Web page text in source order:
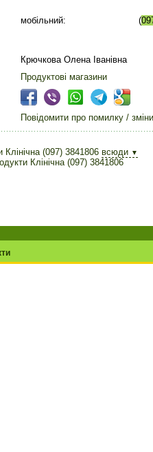
мобільний: (
Крючкова Олена Іванівна
Продуктові магазини
Повідомити про помилку / зміни
(097) 3841806 всюди ▼
Клінічна (097) 3841806